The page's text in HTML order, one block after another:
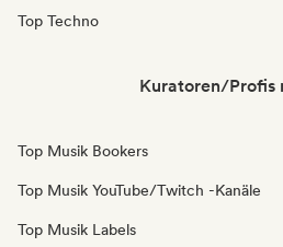
Top Techno
Kuratoren/Profis
Top Musik Bookers
Top Musik YouTube/Twitch -Kanäle
Top Musik Labels